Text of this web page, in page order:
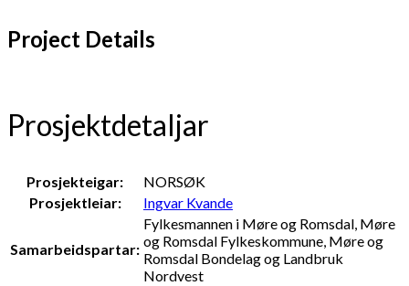
Project Details
Prosjektdetaljar
Prosjekteigar:
NORSØK
Prosjektleiar:
Ingvar Kvande
Samarbeidspartar:
Fylkesmannen i Møre og Romsdal, Møre
og Romsdal Fylkeskommune, Møre og
Romsdal Bondelag og Landbruk
Nordvest